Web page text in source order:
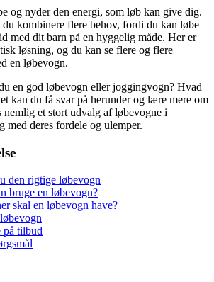
og nyder den energi, som løb kan give dig.
kombinere flere behov, fordi du kan løbe
med dit barn på en hyggelig måde. Her er
løsning, og du kan se flere og flere
en løbevogn.
en god løbevogn eller joggingvogn? Hvad
kan du få svar på herunder og lære mere om
et stort udvalg af løbevogne i
med deres fordele og ulemper.
den rigtige løbevogn
bruge en løbevogn?
skal en løbevogn have?
på tilbud